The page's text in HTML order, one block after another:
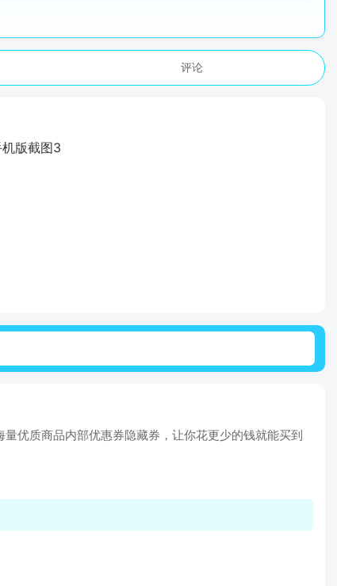
评论
优质商品内部优惠券隐藏券，让你花更少的钱就能买到